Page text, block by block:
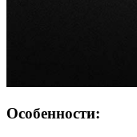
Особенности: